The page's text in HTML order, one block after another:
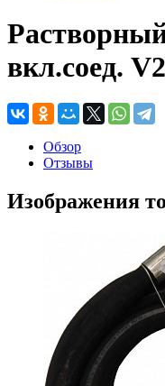
вкл.соед.
Обзор
Отзывы
Изображения